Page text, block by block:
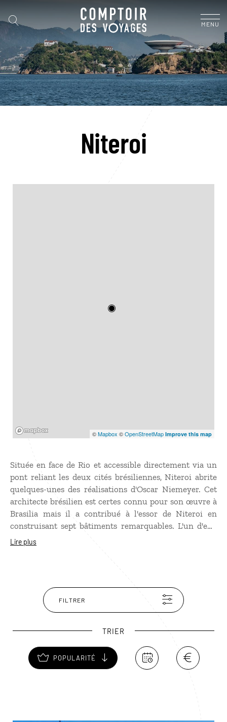
MENU
Niteroi
©Mapbox ©OpenStreetMap Improve this map
Située en face de Rio et accessible directement via un
pont reliant les deux cités brésiliennes, Niteroi abrite
quelques-unes des réalisations d'Oscar Niemeyer. Cet
architecte brésilien est certes connu pour son œuvre à
Brasilia mais il a contribué à l'essor de Niteroi en
construisant sept bâtiments remarquables. L'un d'eux
est d'ailleurs le siège du musée d'art contemporain qui
rédempteur.
Lire plus
FILTRER
TRIER
POPULARITÉ